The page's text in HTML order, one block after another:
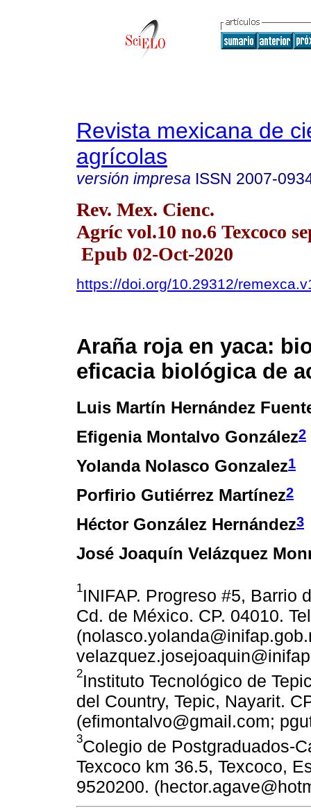
Revista mexicana de
agrícolas
versión impresa ISSN 2007-
Rev. Mex. Cienc.
Agríc vol.10 no.6 Texcoco
Epub 02-Oct-2020
https://doi.org/10.29312/
Araña roja en yaca:
eficacia biológica de
Luis Martín Hernández
Efigenia Montalvo González2
Yolanda Nolasco Gonzalez1
Porfirio Gutiérrez Martínez2
Héctor González Hernández3
José Joaquín Velázquez
1INIFAP. Progreso #5, Barrio
Cd. de México. CP. 04010.
2Instituto Tecnológico de
del Country, Tepic, Nayarit.
(efimontalvo@gmail.com;
3Colegio de Postgraduados-
Texcoco km 36.5, Texcoco,
9520200.